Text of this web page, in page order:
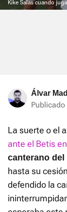
Kike Salas cuando
Álvar
Publicado
La suerte o el
ante el Betis
canterano del
hasta su
defendido la